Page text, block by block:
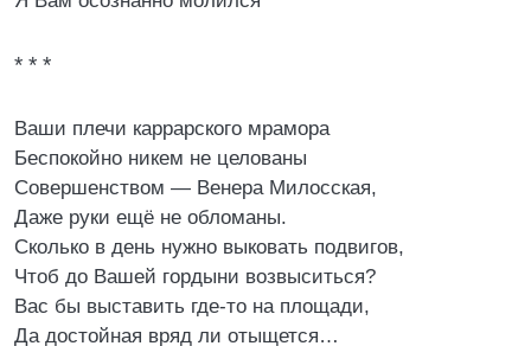
* * *
Ваши плечи каррарского мрамора
Беспокойно никем не целованы
Совершенством — Венера Милосская,
Даже руки ещё не обломаны.
Сколько в день нужно выковать подвигов,
Чтоб до Вашей гордыни возвыситься?
Вас бы выставить где-то на площади,
Да достойная вряд ли отыщется…